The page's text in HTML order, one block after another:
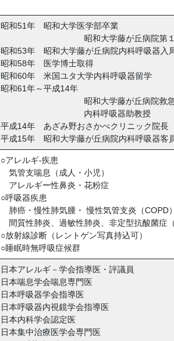
昭和51年 昭和大学医学部卒業
昭和大学藤が丘病院第１期内
昭和53年 昭和大学藤が丘病院内科呼吸器入
昭和58年 医学博士取得
昭和60年 米国ユタ大学内科呼吸器留学
昭和61年～平成14年
昭和大学藤が丘病院救急救命
内科呼吸器助教授
平成14年 あざみ野おさかべクリニック院長
平成15年 昭和大学藤が丘病院内科呼吸器客
○アレルギ-疾患
気管支喘息（成人・小児）
アレルギー性鼻炎・花粉症
○呼吸器疾患
肺癌・慢性肺気腫・ 慢性気管支炎（COPD）
間質性肺炎、過敏性肺炎、非定型抗酸菌症（
○放射線診断（レントゲン写真持込可）
○睡眠時無呼吸症候群
日本アレルギ－学会指導医・評議員
日本喘息学会喘息専門医
日本呼吸器学会指導医
日本呼吸器内視鏡学会指導医
日本内科学会認定医
日本集中治療医学会専門医